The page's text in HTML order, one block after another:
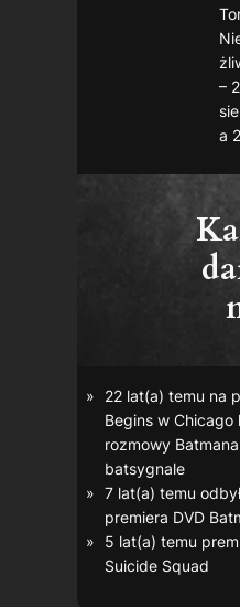
–
a
22 lat(a) temu na
Begins w Chicago
rozmowy
batsygnale
7 lat(a) temu
premiera DVD
5 lat(a) temu
Suicide Squad